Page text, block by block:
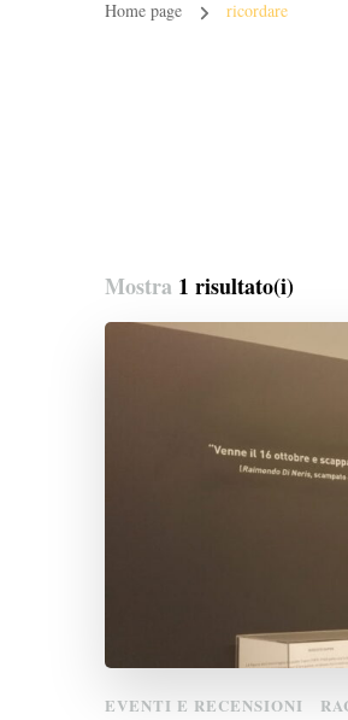
Home page ricordare
Mostra 1 risultato(i)
EVENTI E RECENSIONI